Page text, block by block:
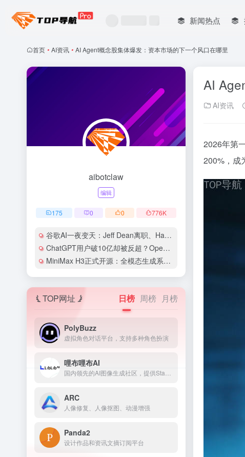
新闻热点
首页 • AI资讯 • AI Agent概念股集体爆发：资本市场的下一个风口在哪里
AI
AI资讯
2026年第
200%，成
aibotclaw
编辑
175 0 0 776K
谷歌AI一夜变天：Jeff Dean离职、Hassabis卸任CEO，两大灵魂人物同日交棒
ChatGPT用户破10亿却被反超？OpenAI和Anthropic的竞争格局彻底变了
MiniMax H3正式开源：全模态生成系统首次开放权重，2K视频配价格仅为同类1/3
TOP网址 日榜 周榜 月榜
PolyBuzz
虚拟角色对话平台，支持多种角色扮演
哩布哩布AI
ARC
人像修复、人像抠图、动漫增强
Panda2
设计作品和资讯文摘订阅平台